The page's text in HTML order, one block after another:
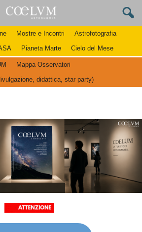
Mostre e Incontri
Astrofotografia
Pianeta Marte Cielo del Mese
Mappa Osservatori
didattica, star party)